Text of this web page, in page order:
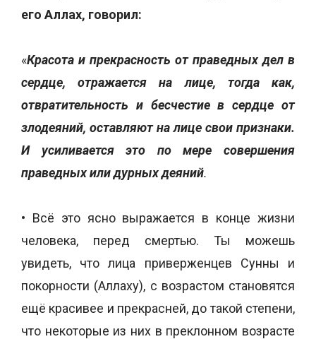
его Аллах, говорил:
«Красота и прекрасность от праведных дел в
сердце, отражается на лице, тогда как,
отвратительность и бесчестие в сердце от
злодеяний, оставляют на лице свои признаки.
И усиливается это по мере совершения
праведных или дурных деяний.
• Всё это ясно выражается в конце жизни
человека, перед смертью. Ты можешь
увидеть, что лица приверженцев Сунны и
покорности (Аллаху), с возрастом становятся
ещё красивее и прекрасней, до такой степени,
что некоторые из них в преклонном возрасте